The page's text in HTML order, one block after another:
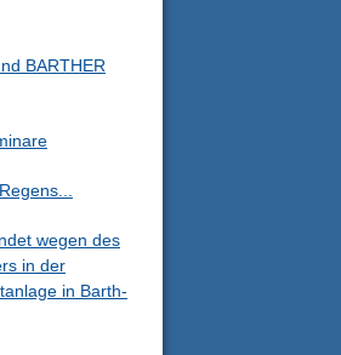
BARTHER
wegen des
in der
in Barth-